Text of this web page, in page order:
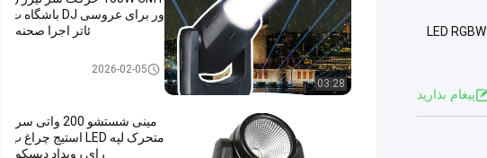
تجهیزات دی جی چین 36 عدد 10 وات RGBW IP20 ماتریس نورپردازی صحنه ارزان LED برای رویداد چراغ هد متحرک ماتریکس 6*6 پیکسل LED RGBW
پيغام بذاريد
03:28
ور برای عروسی DJ باشگاه ت
ئاتر اجرا صحنه
چراغ هد متحرک پرتو LED
2026-02-05
مینی شستشو 200 واتی سر
متحرک لپه LED استیج چراغ ب
رای رویداد دیسکو